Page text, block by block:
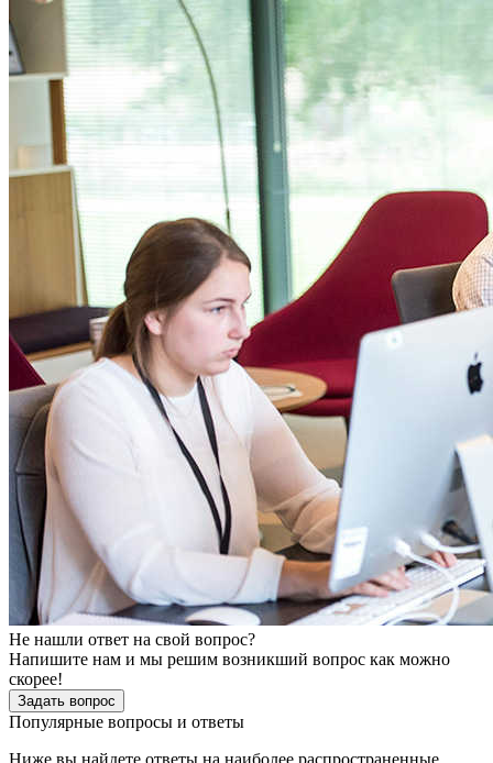
Не нашли ответ на свой вопрос?
Напишите нам и мы решим возникший вопрос как можно
скорее!
Задать вопрос
Популярные вопросы и ответы